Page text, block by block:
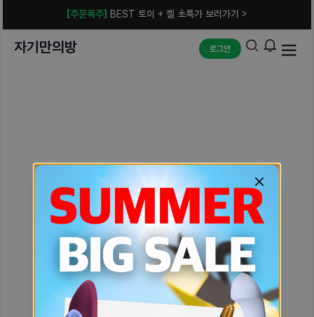
[주문폭주] BEST 토이 + 젤 초특가 보러가기 >
자기만의방 로그인
예상치 못한 에러입니다.